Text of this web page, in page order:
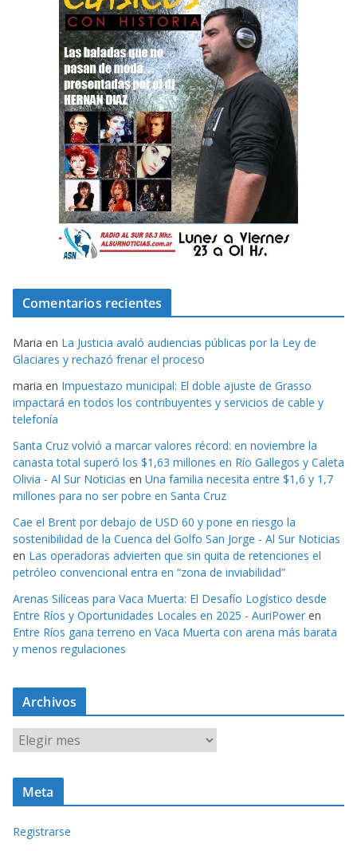
Comentarios recientes
Maria en La Justicia avaló audiencias públicas por la Ley de
Glaciares y rechazó frenar el proceso
maria en Impuestazo municipal: El doble ajuste de Grasso
impactará en todos los contribuyentes y servicios de cable y
telefonía
Santa Cruz volvió a marcar valores récord: en noviembre la
canasta total superó los $1,63 millones en Río Gallegos y Caleta
Olivia - Al Sur Noticias en Una familia necesita entre $1,6 y 1,7
millones para no ser pobre en Santa Cruz
Cae el Brent por debajo de USD 60 y pone en riesgo la
sostenibilidad de la Cuenca del Golfo San Jorge - Al Sur Noticias
en Las operadoras advierten que sin quita de retenciones el
petróleo convencional entra en “zona de inviabilidad”
Arenas Silíceas para Vaca Muerta: El Desafío Logístico desde
Entre Ríos y Oportunidades Locales en 2025 - AuriPower en
Entre Ríos gana terreno en Vaca Muerta con arena más barata
y menos regulaciones
Archivos
c
v
Meta
Registrarse